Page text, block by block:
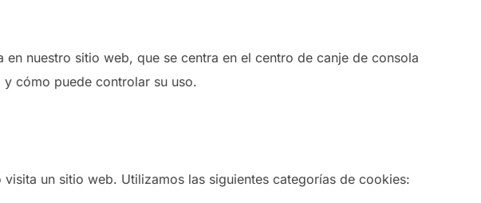
nuestro sitio web, que se centra en el centro de canje de consola
cómo puede controlar su uso.
un sitio web. Utilizamos las siguientes categorías de cookies: